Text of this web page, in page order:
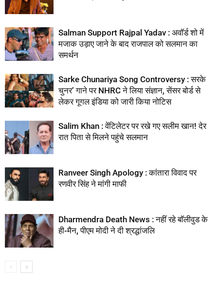
Salman Support Rajpal Yadav : अवॉर्ड शो में
मजाक उड़ाए जाने के बाद राजपाल को सलमान का
समर्थन
Sarke Chunariya Song Controversy : सरके
चुनर’ गाने पर NHRC ने लिया संज्ञान, सेंसर बोर्ड से
लेकर गूगल इंडिया को जारी किया नोटिस
Salim Khan : वेंटिलेटर पर रखे गए सलीम खान! देर
रात पिता से मिलने पहुंचे सलमान
Ranveer Singh Apology : कांतारा विवाद पर
रणवीर सिंह ने मांगी माफी
Dharmendra Death News : नहीं रहे बॉलीवुड के
ही-मैन, पीएम मोदी ने दी श्रद्धांजलि